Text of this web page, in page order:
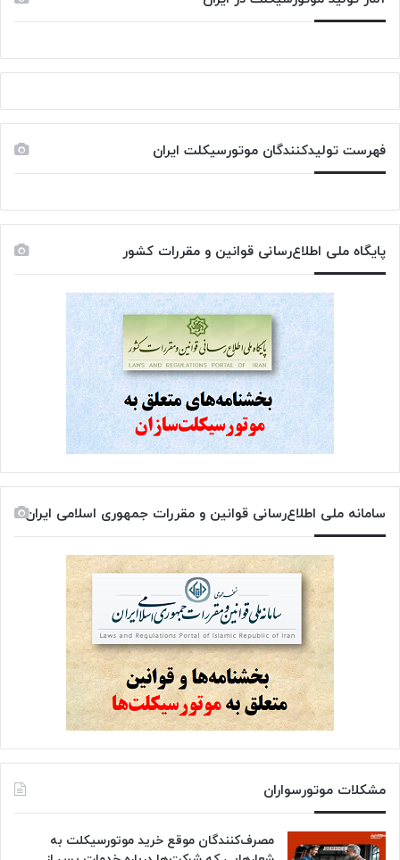
فهرست تولیدکنندگان موتورسیکلت ایران
پایگاه ملی اطلاع‌رسانی قوانین و مقررات کشور
سامانه ملی اطلاع‌رسانی قوانین و مقررات جمهوری اسلامی ایران
مشکلات موتورسواران
مصرف‌کنندگان موقع خرید موتورسیکلت به